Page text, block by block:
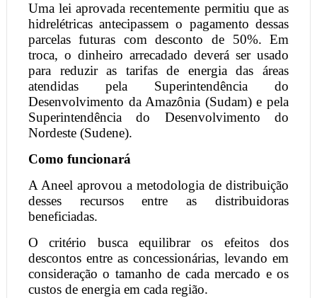
Uma lei aprovada recentemente permitiu que as
hidrelétricas antecipassem o pagamento dessas
parcelas futuras com desconto de 50%. Em
troca, o dinheiro arrecadado deverá ser usado
para reduzir as tarifas de energia das áreas
atendidas pela Superintendência do
Desenvolvimento da Amazônia (Sudam) e pela
Superintendência do Desenvolvimento do
Nordeste (Sudene).
Como funcionará
A Aneel aprovou a metodologia de distribuição
desses recursos entre as distribuidoras
beneficiadas.
O critério busca equilibrar os efeitos dos
descontos entre as concessionárias, levando em
consideração o tamanho de cada mercado e os
custos de energia em cada região.